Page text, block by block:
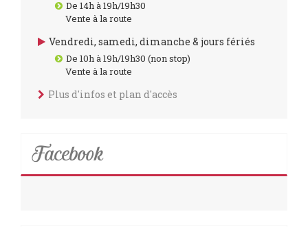
De 14h à 19h/19h30
Vente à la route
Vendredi, samedi, dimanche & jours fériés
De 10h à 19h/19h30 (non stop)
Vente à la route
Plus d'infos et plan d'accès
Facebook